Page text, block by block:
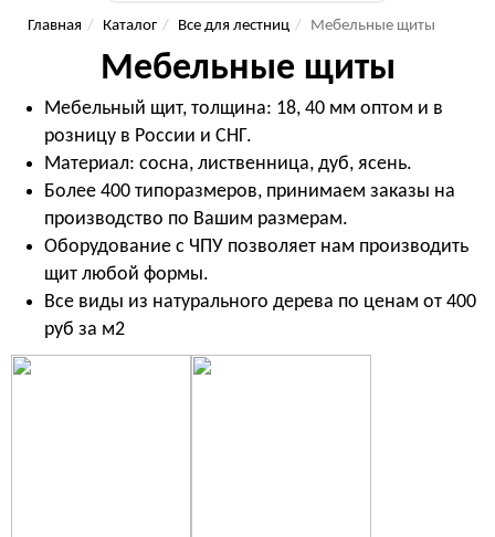
Главная Каталог Все для лестниц Мебельные щиты
Мебельные щиты
Мебельный щит, толщина: 18, 40 мм оптом и в
розницу в России и СНГ.
Материал: сосна, лиственница, дуб, ясень.
Более 400 типоразмеров, принимаем заказы на
производство по Вашим размерам.
Оборудование с ЧПУ позволяет нам производить
щит любой формы.
Все виды из натурального дерева по ценам от 400
руб за м2